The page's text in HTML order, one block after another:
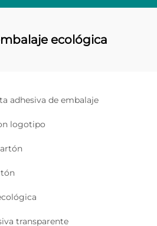
ecológica
adhesiva de embalaje
logotipo
transparente